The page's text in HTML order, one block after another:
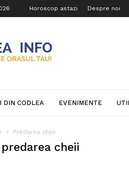
Horoscop astazi Despre noi
DIN CODLEA EVENIMENTE
Predarea cheii
cheii